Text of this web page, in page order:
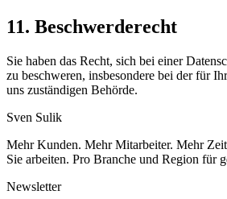
11. Beschwerderecht
Sie haben das Recht, sich bei einer
zu beschweren, insbesondere bei der für
uns zuständigen Behörde.
Sven Sulik
Mehr Kunden. Mehr Mitarbeiter. Mehr
Sie arbeiten. Pro Branche und Region für
Newsletter